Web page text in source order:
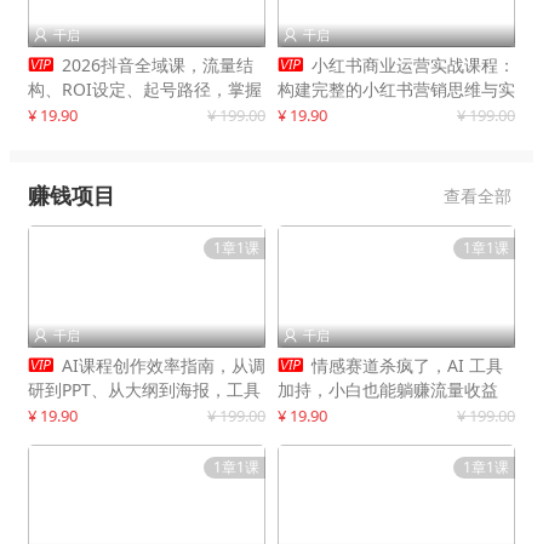
 千启
 2026抖音全域课，流量结
构、ROI设定、起号路径，掌握
平台新规下利润最大化
¥ 19.90 ¥ 199.00
 千启
 小红书商业运营实战课程：
构建完整的小红书营销思维与实
战能力，案例店铺月销破百万！
¥ 19.90 ¥ 199.00
赚钱项目 查看全部
1章1课
 千启
 AI课程创作效率指南，从调
研到PPT、从大纲到海报，工具
赋能，打造可持续变现产品线
¥ 19.90 ¥ 199.00
1章1课
 千启
 情感赛道杀疯了，AI 工具
加持，小白也能躺赚流量收益
¥ 19.90 ¥ 199.00
1章1课 1章1课